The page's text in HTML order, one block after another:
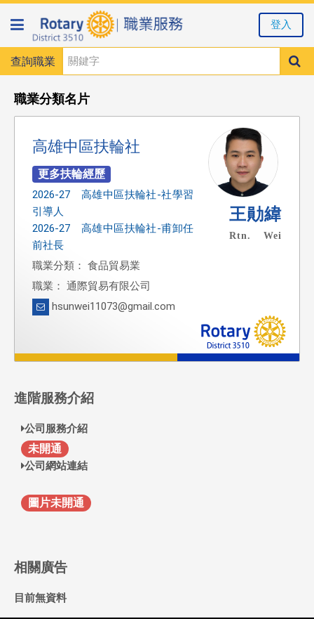
查詢職業
登入
職業分類名片
高雄中區扶輪社
2026-27 高雄中區扶輪社-社學習
引導人
2026-27 高雄中區扶輪社-甫卸任
前社長
職業分類： 食品貿易業
職業： 通際貿易有限公司
hsunwei11073@gmail.com
王勛緯
Rtn. Wei
進階服務介紹
公司服務介紹
未開通
公司網站連結
圖片未開通
相關廣告
目前無資料